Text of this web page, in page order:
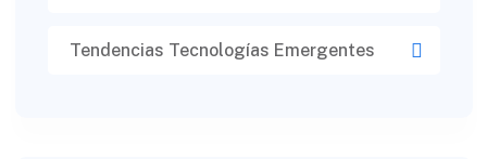
Tendencias Tecnologías Emergentes